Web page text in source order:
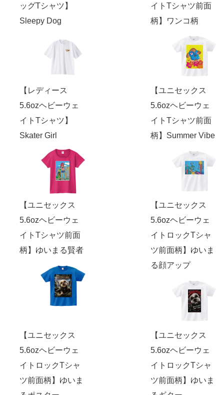
ッグTシャツ】
Sleepy Dog
イトTシャツ前面
柄】ワンコ柄
【レディース
5.6ozヘビーウェ
イトTシャツ】
Skater Girl
【ユニセックス
5.6ozヘビーウェ
イトTシャツ前面
柄】Summer Vibe
【ユニセックス
5.6ozヘビーウェ
イトTシャツ前面
柄】ゆいまる賢者
【ユニセックス
5.6ozヘビーウェ
イトロックTシャ
ツ前面柄】ゆいま
る顔アップ
【ユニセックス
5.6ozヘビーウェ
イトロックTシャ
ツ前面柄】ゆいま
【ユニセックス
5.6ozヘビーウェ
イトロックTシャ
ツ前面柄】ゆいま